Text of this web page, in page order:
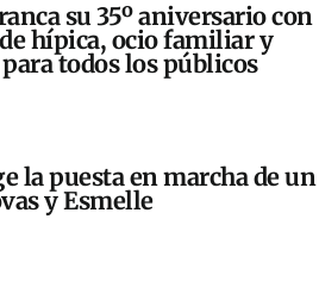
su 35º aniversario con
hípica, ocio familiar y
todos los públicos
la puesta en marcha de
y Esmelle